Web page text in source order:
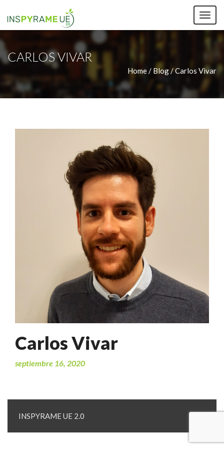
CARLOS VIVAR
Home / Blog / Carlos Vivar
Carlos Vivar
septiembre 16, 2020
INSPYRAME UE 2.0